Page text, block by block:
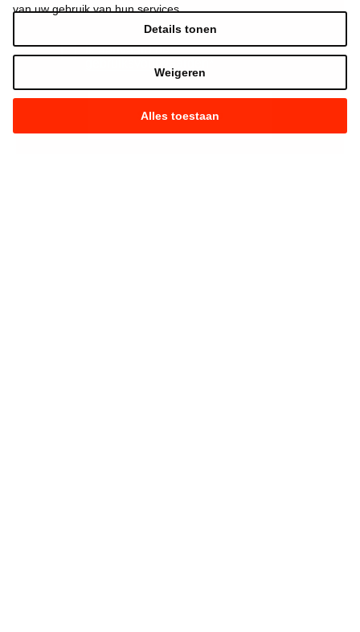
van uw gebruik van hun services.
Alles toestaan
Weigeren
Details tonen
Ik aanvaard de